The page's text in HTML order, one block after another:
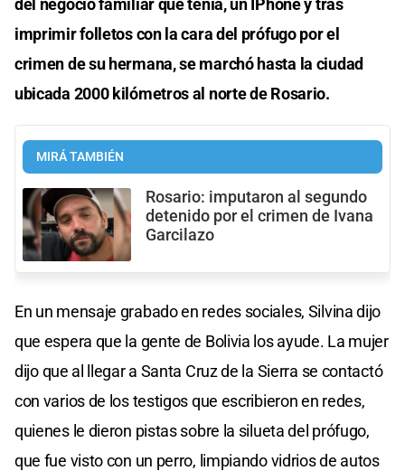
del negocio familiar que tenía, un IPhone y tras
imprimir folletos con la cara del prófugo por el
crimen de su hermana, se marchó hasta la ciudad
ubicada 2000 kilómetros al norte de Rosario.
MIRÁ TAMBIÉN
Rosario: imputaron al segundo
detenido por el crimen de Ivana
Garcilazo
En un mensaje grabado en redes sociales, Silvina dijo
que espera que la gente de Bolivia los ayude. La mujer
dijo que al llegar a Santa Cruz de la Sierra se contactó
con varios de los testigos que escribieron en redes,
quienes le dieron pistas sobre la silueta del prófugo,
que fue visto con un perro, limpiando vidrios de autos